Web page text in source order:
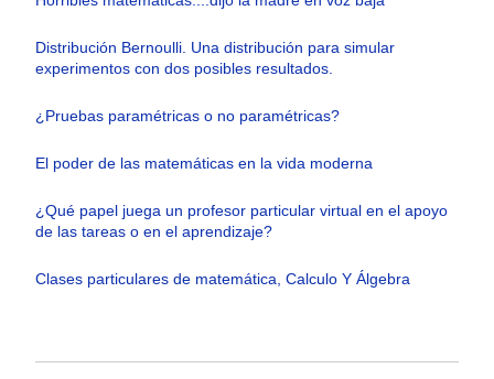
Distribución Bernoulli. Una distribución para simular
experimentos con dos posibles resultados.
¿Pruebas paramétricas o no paramétricas?
El poder de las matemáticas en la vida moderna
¿Qué papel juega un profesor particular virtual en el apoyo
de las tareas o en el aprendizaje?
Clases particulares de matemática, Calculo Y Álgebra